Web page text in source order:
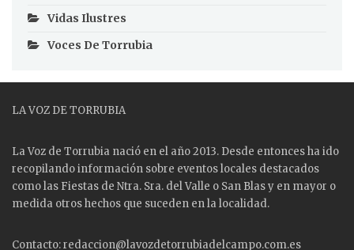
Vidas Ilustres
Voces De Torrubia
LA VOZ DE TORRUBIA
La Voz de Torrubia nació en el año 2013. Desde entonces ha ido
recopilando información sobre eventos locales destacados
como las Fiestas de Ntra. Sra. del Valle o San Blas y en mayor o
medida otros hechos que suceden en la localidad.
Contacto: redaccion@lavozdetorrubiadelcampo.com.es